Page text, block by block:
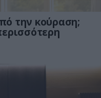
την κούραση;